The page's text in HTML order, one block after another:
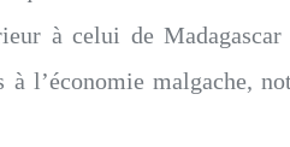
à celui de
l’économie malgache,